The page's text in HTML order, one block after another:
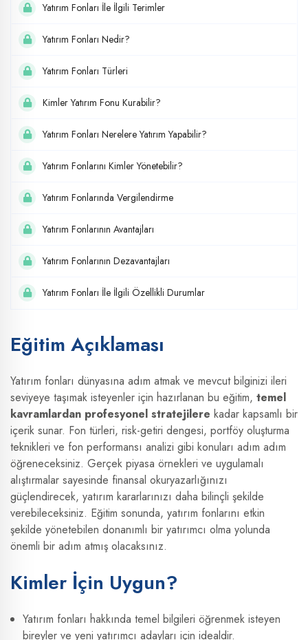
Yatırım Fonları İle İlgili Terimler
Yatırım Fonları Nedir?
Yatırım Fonları Türleri
Kimler Yatırım Fonu Kurabilir?
Yatırım Fonları Nerelere Yatırım Yapabilir?
Yatırım Fonlarını Kimler Yönetebilir?
Yatırım Fonlarında Vergilendirme
Yatırım Fonlarının Avantajları
Yatırım Fonlarının Dezavantajları
Yatırım Fonları İle İlgili Özellikli Durumlar
Eğitim Açıklaması
Yatırım fonları dünyasına adım atmak ve mevcut bilginizi ileri
seviyeye taşımak isteyenler için hazırlanan bu eğitim, temel
kavramlardan profesyonel stratejilere kadar kapsamlı bir
içerik sunar. Fon türleri, risk-getiri dengesi, portföy oluşturma
teknikleri ve fon performansı analizi gibi konuları adım adım
öğreneceksiniz. Gerçek piyasa örnekleri ve uygulamalı
alıştırmalar sayesinde finansal okuryazarlığınızı
güçlendirecek, yatırım kararlarınızı daha bilinçli şekilde
verebileceksiniz. Eğitim sonunda, yatırım fonlarını etkin
şekilde yönetebilen donanımlı bir yatırımcı olma yolunda
önemli bir adım atmış olacaksınız.
Kimler İçin Uygun?
Yatırım fonları hakkında temel bilgileri öğrenmek isteyen
bireyler ve yeni yatırımcı adayları için idealdir.